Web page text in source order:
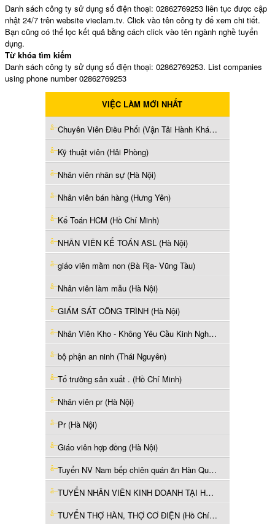
Danh sách công ty sử dụng số điện thoại: 02862769253 liên tục được cập
nhật 24/7 trên website vieclam.tv. Click vào tên công ty để xem chi tiết.
Bạn cũng có thể lọc kết quả bằng cách click vào tên ngành nghề tuyển
dụng.
Từ khóa tìm kiếm
Danh sách công ty sử dụng số điện thoại: 02862769253. List companies
using phone number 02862769253
VIỆC LÀM MỚI NHẤT
Chuyên Viên Điều Phối (Vận Tải Hành Khách) (Hà Nội)
Kỹ thuật viên (Hải Phòng)
Nhân viên nhân sự (Hà Nội)
Nhân viên bán hàng (Hưng Yên)
Kế Toán HCM (Hồ Chí Minh)
NHÂN VIÊN KẾ TOÁN ASL (Hà Nội)
giáo viên mầm non (Bà Rịa- Vũng Tàu)
Nhân viên làm mẫu (Hà Nội)
GIÁM SÁT CÔNG TRÌNH (Hà Nội)
Nhân Viên Kho - Không Yêu Cầu Kinh Nghiệm (Bắc Ninh)
bộ phận an ninh (Thái Nguyên)
Tổ trưởng sản xuất . (Hồ Chí Minh)
Nhân viên pr (Hà Nội)
Pr (Hà Nội)
Giáo viên hợp đồng (Hà Nội)
Tuyển NV Nam bếp chiên quán ăn Hàn Quốc làm Q1 (Hồ Chí Minh)
TUYỂN NHÂN VIÊN KINH DOANH TẠI HCM (Hồ Chí Minh)
TUYỂN THỢ HÀN, THỢ CƠ ĐIỆN (Hồ Chí Minh)